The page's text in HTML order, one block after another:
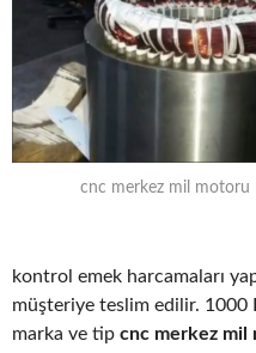
cnc merkez mil motoru
kontrol emek harcamaları
müşteriye teslim edilir. 1000
marka ve tip cnc merkez mil